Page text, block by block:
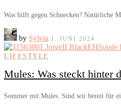
Was hilft gegen Schnecken? Natürliche
by Sylvia 3. JUNI 2024
LIFESTYLE
Mules: Was steckt hinter
Sommer mit Mules. Sind wir bereit für